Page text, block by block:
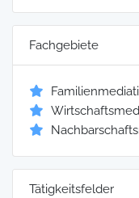
Fachgebiete
Tätigkeitsfelder